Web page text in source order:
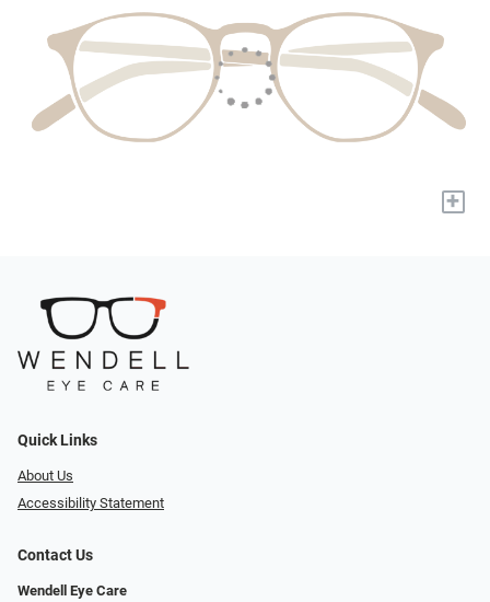
+
Quick Links
About Us
Accessibility Statement
Contact Us
Wendell Eye Care